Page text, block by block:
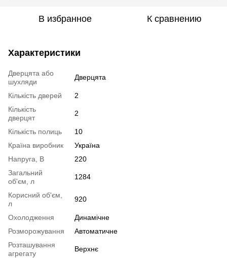
В избранное К сравнению
Характеристики
Дверцята або
шухляди
Дверцята
Кількість дверей
2
Кількість
дверцят
2
Кількість полиць
10
Країна виробник
Україна
Напруга, В
220
Загальний
об'єм, л
1284
Корисний об'єм,
л
920
Охолодження
Динамічне
Розморожування
Автоматичне
Розташування
агрегату
Верхнє